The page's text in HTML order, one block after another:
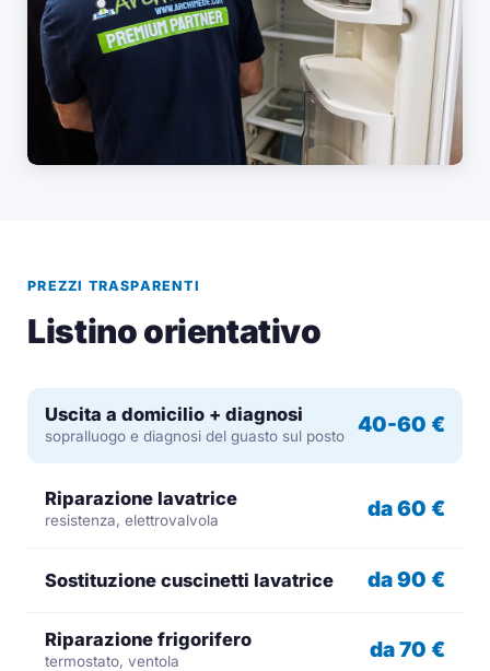
PREZZI TRASPARENTI
Listino orientativo
Uscita a domicilio + diagnosi
sopralluogo e diagnosi del guasto sul posto 40-60 €
Riparazione lavatrice
resistenza, elettrovalvola da 60 €
Sostituzione cuscinetti lavatrice da 90 €
Riparazione frigorifero
termostato, ventola da 70 €